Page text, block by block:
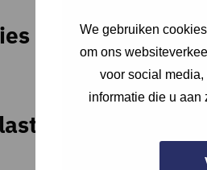
We gebruiken
om ons
voor social
informatie die u aan